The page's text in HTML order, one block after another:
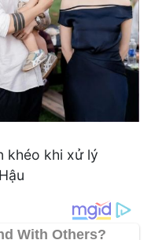
khéo khi xử lý